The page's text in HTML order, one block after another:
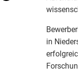
in